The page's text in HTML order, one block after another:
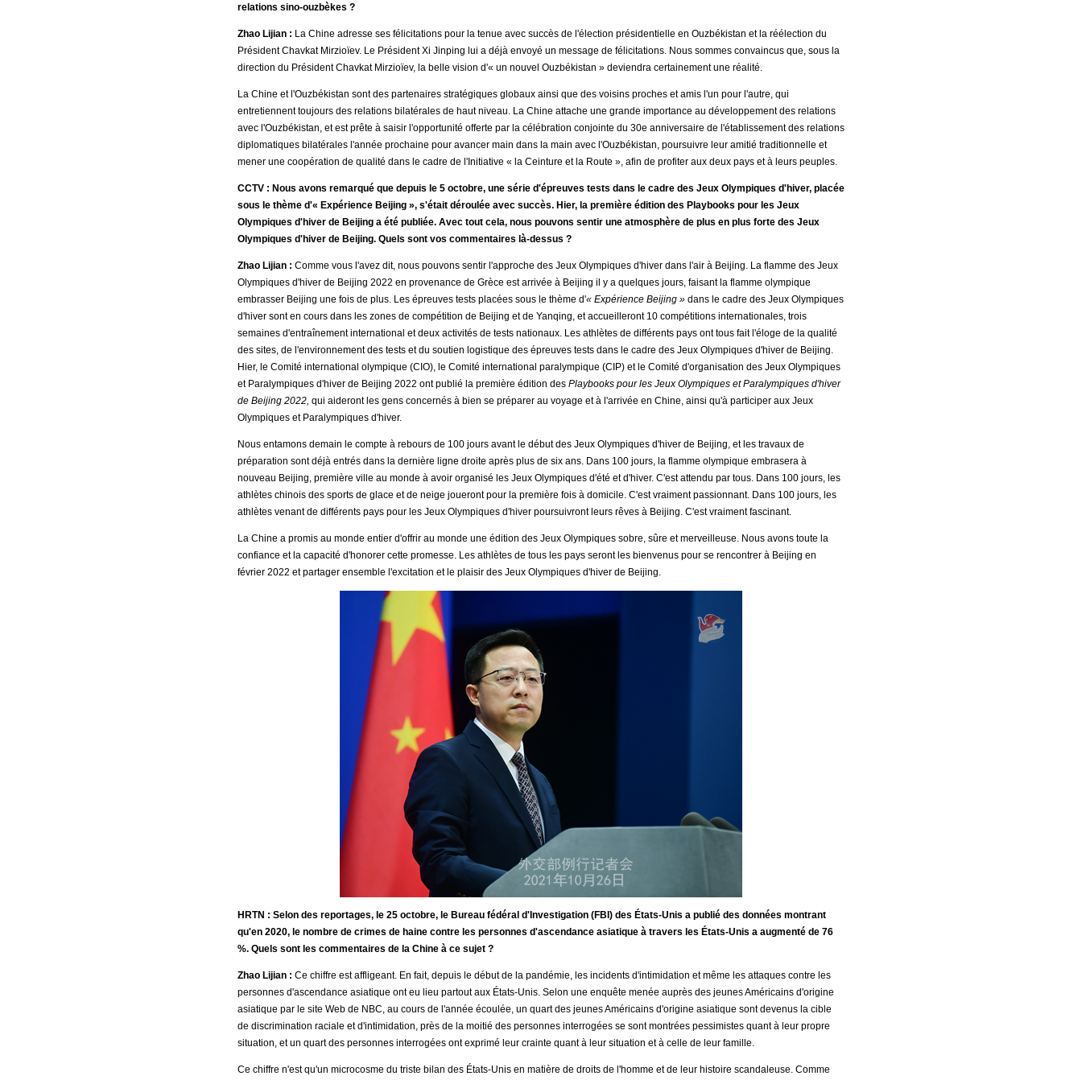
relations sino-ouzbèkes ?
Zhao Lijian : La Chine adresse ses félicitations pour la tenue avec succès de l'élection présidentielle en Ouzbékistan et la réélection du
Président Chavkat Mirzioïev. Le Président Xi Jinping lui a déjà envoyé un message de félicitations. Nous sommes convaincus que, sous la
direction du Président Chavkat Mirzioïev, la belle vision d'« un nouvel Ouzbékistan » deviendra certainement une réalité.
La Chine et l'Ouzbékistan sont des partenaires stratégiques globaux ainsi que des voisins proches et amis l'un pour l'autre, qui
entretiennent toujours des relations bilatérales de haut niveau. La Chine attache une grande importance au développement des relations
avec l'Ouzbékistan, et est prête à saisir l'opportunité offerte par la célébration conjointe du 30e anniversaire de l'établissement des relations
diplomatiques bilatérales l'année prochaine pour avancer main dans la main avec l'Ouzbékistan, poursuivre leur amitié traditionnelle et
mener une coopération de qualité dans le cadre de l'Initiative « la Ceinture et la Route », afin de profiter aux deux pays et à leurs peuples.
CCTV : Nous avons remarqué que depuis le 5 octobre, une série d'épreuves tests dans le cadre des Jeux Olympiques d'hiver, placée
sous le thème d'« Expérience Beijing », s'était déroulée avec succès. Hier, la première édition des Playbooks pour les Jeux
Olympiques d'hiver de Beijing a été publiée. Avec tout cela, nous pouvons sentir une atmosphère de plus en plus forte des Jeux
Olympiques d'hiver de Beijing. Quels sont vos commentaires là-dessus ?
Zhao Lijian : Comme vous l'avez dit, nous pouvons sentir l'approche des Jeux Olympiques d'hiver dans l'air à Beijing. La flamme des Jeux
Olympiques d'hiver de Beijing 2022 en provenance de Grèce est arrivée à Beijing il y a quelques jours, faisant la flamme olympique
embrasser Beijing une fois de plus. Les épreuves tests placées sous le thème d'« Expérience Beijing » dans le cadre des Jeux Olympiques
d'hiver sont en cours dans les zones de compétition de Beijing et de Yanqing, et accueilleront 10 compétitions internationales, trois
semaines d'entraînement international et deux activités de tests nationaux. Les athlètes de différents pays ont tous fait l'éloge de la qualité
des sites, de l'environnement des tests et du soutien logistique des épreuves tests dans le cadre des Jeux Olympiques d'hiver de Beijing.
Hier, le Comité international olympique (CIO), le Comité international paralympique (CIP) et le Comité d'organisation des Jeux Olympiques
et Paralympiques d'hiver de Beijing 2022 ont publié la première édition des Playbooks pour les Jeux Olympiques et Paralympiques d'hiver
de Beijing 2022, qui aideront les gens concernés à bien se préparer au voyage et à l'arrivée en Chine, ainsi qu'à participer aux Jeux
Olympiques et Paralympiques d'hiver.
Nous entamons demain le compte à rebours de 100 jours avant le début des Jeux Olympiques d'hiver de Beijing, et les travaux de
préparation sont déjà entrés dans la dernière ligne droite après plus de six ans. Dans 100 jours, la flamme olympique embrasera à
nouveau Beijing, première ville au monde à avoir organisé les Jeux Olympiques d'été et d'hiver. C'est attendu par tous. Dans 100 jours, les
athlètes chinois des sports de glace et de neige joueront pour la première fois à domicile. C'est vraiment passionnant. Dans 100 jours, les
athlètes venant de différents pays pour les Jeux Olympiques d'hiver poursuivront leurs rêves à Beijing. C'est vraiment fascinant.
La Chine a promis au monde entier d'offrir au monde une édition des Jeux Olympiques sobre, sûre et merveilleuse. Nous avons toute la
confiance et la capacité d'honorer cette promesse. Les athlètes de tous les pays seront les bienvenus pour se rencontrer à Beijing en
février 2022 et partager ensemble l'excitation et le plaisir des Jeux Olympiques d'hiver de Beijing.
HRTN : Selon des reportages, le 25 octobre, le Bureau fédéral d'Investigation (FBI) des États-Unis a publié des données montrant
qu'en 2020, le nombre de crimes de haine contre les personnes d'ascendance asiatique à travers les États-Unis a augmenté de 76
%. Quels sont les commentaires de la Chine à ce sujet ?
Zhao Lijian : Ce chiffre est affligeant. En fait, depuis le début de la pandémie, les incidents d'intimidation et même les attaques contre les
personnes d'ascendance asiatique ont eu lieu partout aux États-Unis. Selon une enquête menée auprès des jeunes Américains d'origine
asiatique par le site Web de NBC, au cours de l'année écoulée, un quart des jeunes Américains d'origine asiatique sont devenus la cible
de discrimination raciale et d'intimidation, près de la moitié des personnes interrogées se sont montrées pessimistes quant à leur propre
situation, et un quart des personnes interrogées ont exprimé leur crainte quant à leur situation et à celle de leur famille.
Ce chiffre n'est qu'un microcosme du triste bilan des États-Unis en matière de droits de l'homme et de leur histoire scandaleuse. Comme